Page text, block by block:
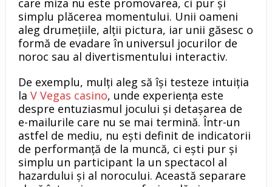
care miza nu este promovarea, ci pur și
simplu plăcerea momentului. Unii oameni
aleg drumețiile, alții pictura, iar unii găsesc o
formă de evadare în universul jocurilor de
noroc sau al divertismentului interactiv.
De exemplu, mulți aleg să își testeze intuiția
la V Vegas casino, unde experiența este
despre entuziasmul jocului și detașarea de
e-mailurile care nu se mai termină. Într-un
astfel de mediu, nu ești definit de indicatorii
de performanță de la muncă, ci ești pur și
simplu un participant la un spectacol al
hazardului și al norocului. Această separare